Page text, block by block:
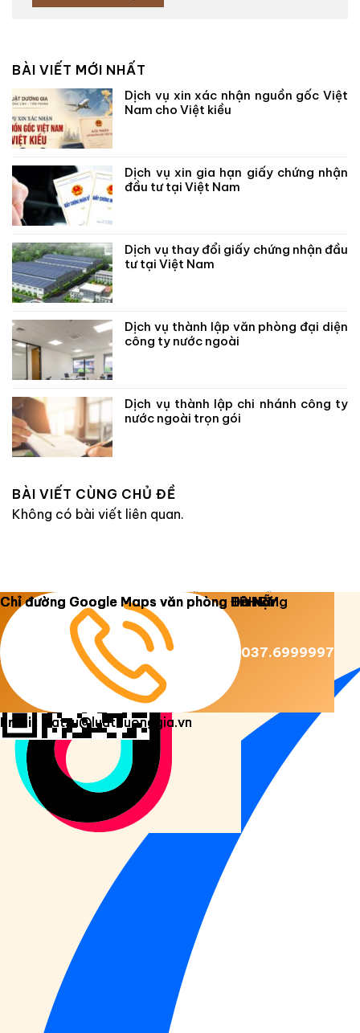
BÀI VIẾT MỚI NHẤT
Dịch vụ xin xác nhận nguồn gốc Việt
Nam cho Việt kiều
Dịch vụ xin gia hạn giấy chứng nhận
đầu tư tại Việt Nam
Dịch vụ thay đổi giấy chứng nhận đầu
tư tại Việt Nam
Dịch vụ thành lập văn phòng đại diện
công ty nước ngoài
Dịch vụ thành lập chi nhánh công ty
nước ngoài trọn gói
BÀI VIẾT CÙNG CHỦ ĐỀ
Không có bài viết liên quan.
Copyright 2026 © Luật Dương Gia